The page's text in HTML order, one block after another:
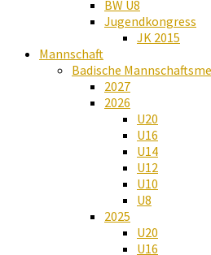
BW U8
Jugendkongress
JK 2015
Mannschaft
Badische
2027
2026
U20
U16
U14
U12
U10
U8
2025
U20
U16